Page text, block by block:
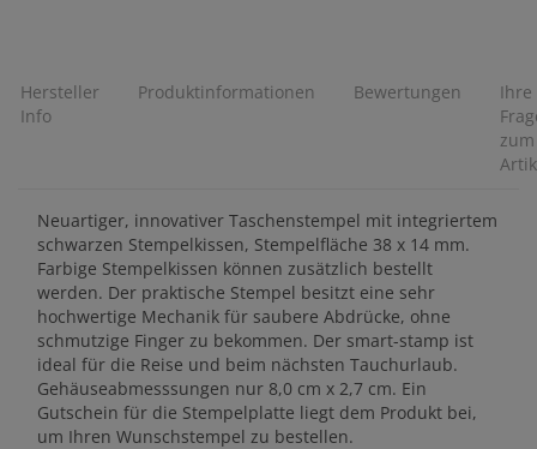
Hersteller
Info
Produktinformationen Bewertungen
Ihre
zum
Neuartiger, innovativer Taschenstempel mit integriertem
schwarzen Stempelkissen, Stempelfläche 38 x 14 mm.
Farbige Stempelkissen können zusätzlich bestellt
werden. Der praktische Stempel besitzt eine sehr
hochwertige Mechanik für saubere Abdrücke, ohne
schmutzige Finger zu bekommen. Der smart-stamp ist
ideal für die Reise und beim nächsten Tauchurlaub.
Gehäuseabmesssungen nur 8,0 cm x 2,7 cm. Ein
Gutschein für die Stempelplatte liegt dem Produkt bei,
um Ihren Wunschstempel zu bestellen.